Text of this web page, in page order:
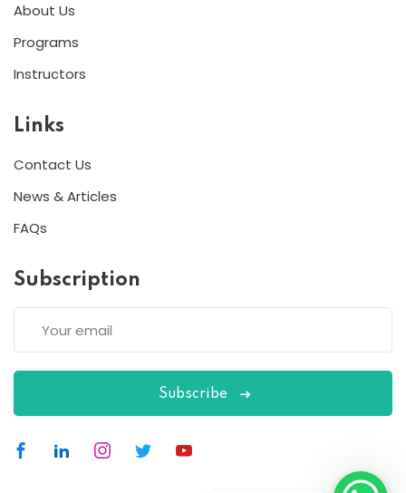
About Us
Programs
Instructors
Links
Contact Us
News & Articles
FAQs
Subscription
Subscribe